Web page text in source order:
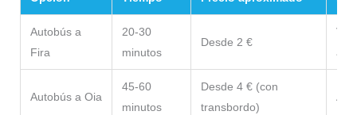
Autobús a
Fira
20-30
minutos
Desde 2 €
Autobús a Oia
45-60
minutos
Desde 4 € (con
transbordo)